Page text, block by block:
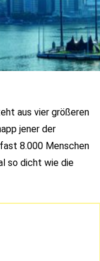
aus vier größeren
jener der
8.000 Menschen
so dicht wie die